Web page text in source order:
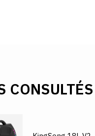
CONSULTÉS